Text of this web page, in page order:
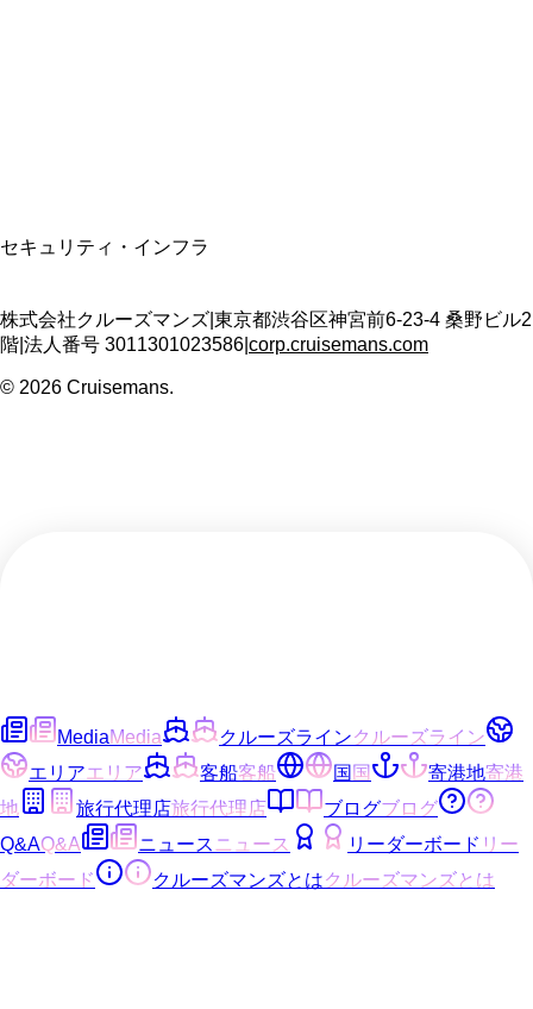
セキュリティ・インフラ
株式会社クルーズマンズ 東京都渋谷区神宮前6-23-4 桑野ビル2
階 法人番号 3011301023586 corp.cruisemans.com
© 2026 Cruisemans.
MediaMedia クルーズラインクルーズライン
エリアエリア 客船客船 国 国 寄港地寄港
地
旅行代理店旅行代理店 ブログブログ
Q&AQ&A ニュースニュース リーダーボード リー
ダーボード
クルーズマンズとはクルーズマンズとは